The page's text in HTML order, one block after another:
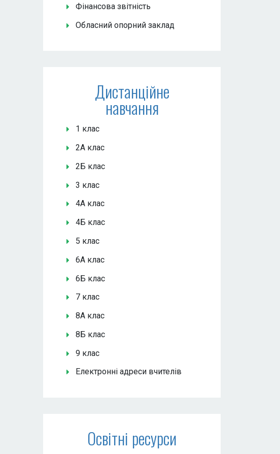
Фінансова звітність
Обласний опорний заклад
Дистанційне
навчання
1 клас
2А клас
2Б клас
3 клас
4А клас
4Б клас
5 клас
6А клас
6Б клас
7 клас
8А клас
8Б клас
9 клас
Електронні адреси вчителів
Освітні ресурси